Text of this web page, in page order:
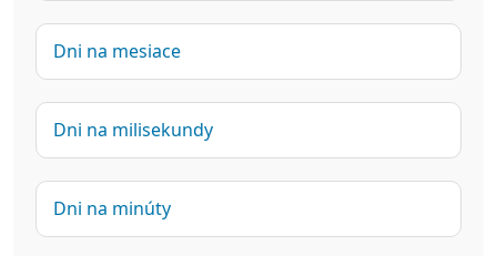
Dni na mesiace
Dni na milisekundy
Dni na minúty